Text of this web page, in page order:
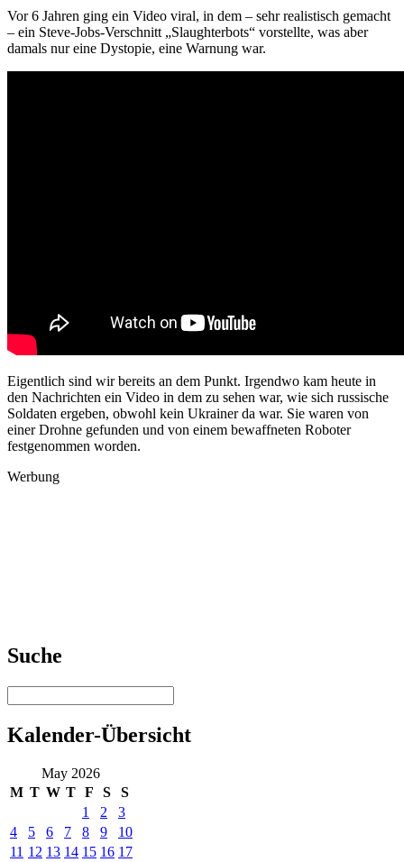
Vor 6 Jahren ging ein Video viral, in dem – sehr realistisch gemacht
– ein Steve-Jobs-Verschnitt „Slaughterbots“ vorstellte, was aber
damals nur eine Dystopie, eine Warnung war.
Eigentlich sind wir bereits an dem Punkt. Irgendwo kam heute in
den Nachrichten ein Video in dem zu sehen war, wie sich russische
Soldaten ergeben, obwohl kein Ukrainer da war. Sie waren von
einer Drohne gefunden und von einem bewaffneten Roboter
festgenommen worden.
Werbung
Suche
Kalender-Übersicht
May 2026
M T W T F S
S
1
2
3
4
5 6 7 8 9
10
11 12 13 14 15 16 17